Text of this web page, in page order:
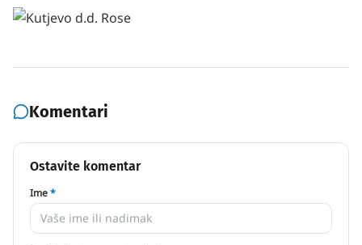
Komentari
Ostavite komentar
Ime*